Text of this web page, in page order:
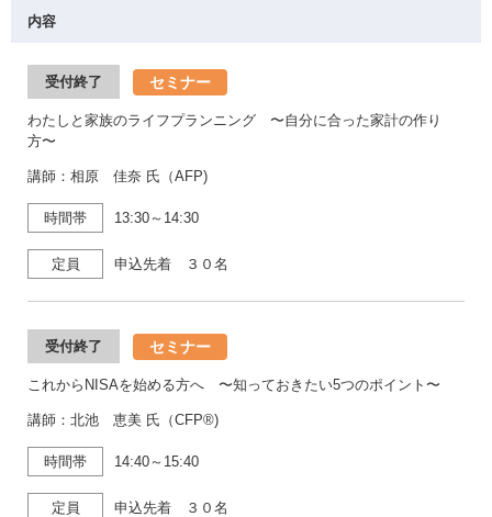
内容
受付終了 セミナー
わたしと家族のライフプランニング 〜自分に合った家計の作り
方〜
講師：相原 佳奈 氏（AFP)
時間帯 13:30～14:30
定員 申込先着 ３０名
受付終了 セミナー
これからNISAを始める方へ 〜知っておきたい5つのポイント〜
講師：北池 恵美 氏（CFP®)
時間帯 14:40～15:40
定員 申込先着 ３０名